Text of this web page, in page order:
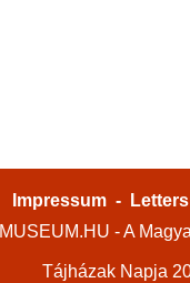
Impressum -
MUSEUM.HU - A
Tájházak Napja